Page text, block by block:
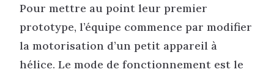
Pour mettre au point leur premier
prototype, l’équipe commence par modifier
la motorisation d’un petit appareil à
hélice. Le mode de fonctionnement est le